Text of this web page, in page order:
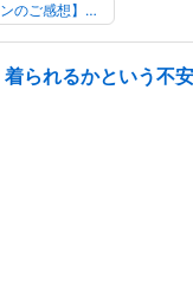
ンのご感想】…
着られるかという不